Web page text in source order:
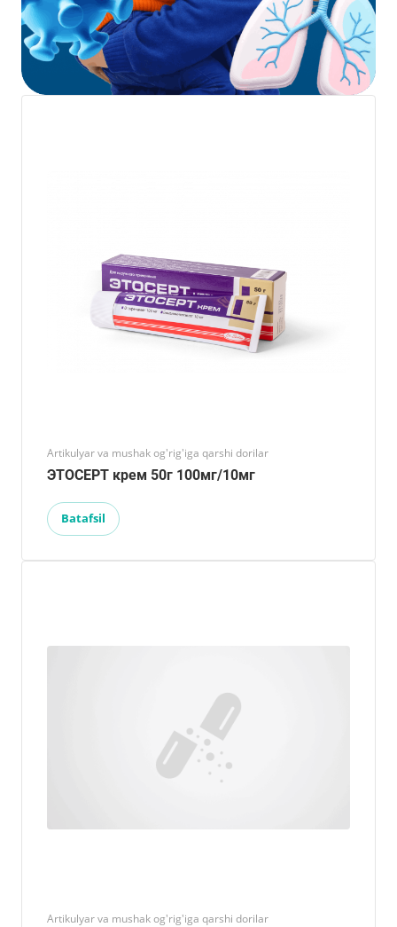
Artikulyar va mushak og'rig'iga qarshi dorilar
ЭТОСЕРТ крем 50г 100мг/10мг
Batafsil
Artikulyar va mushak og'rig'iga qarshi dorilar